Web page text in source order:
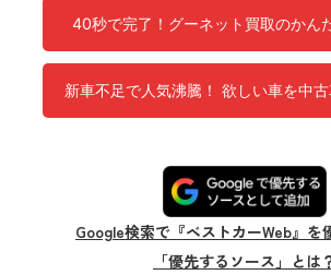
40秒で完了！グーネット買取のかん
新車不足で人気沸騰！ 欲しい車を中
Google検索で『ベストカーWeb』を
「優先するソース」とは